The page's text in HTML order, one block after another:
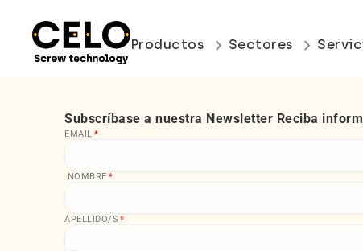
Productos keyboard_arrow_right Sectores keyboard_arrow_right
Subscríbase a nuestra Newsletter Reciba
EMAIL *
NOMBRE *
APELLIDO/S *